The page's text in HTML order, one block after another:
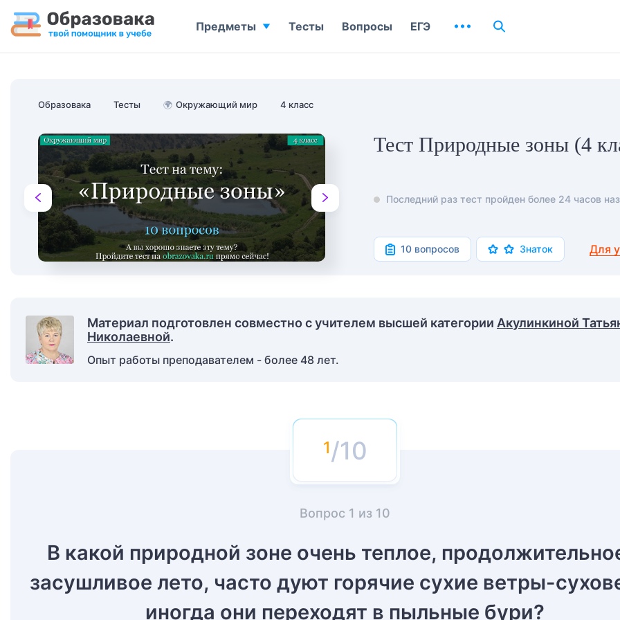
Образовака Тесты 🌍 Окружающий мир 4 класс
Тест Природные зоны (4
Последний раз тест пройден более 24 часов
10 вопросов Знаток Для
Материал подготовлен совместно с учителем высшей категории Акулинкиной
Николаевной.
Опыт работы преподавателем - более 48 лет.
/10
Вопрос 1 из 10
В какой природной зоне очень теплое,
засушливое лето, часто дуют горячие сухие ветры-
иногда они переходят в пыльные бури?
Предметы Тесты Вопросы ЕГЭ